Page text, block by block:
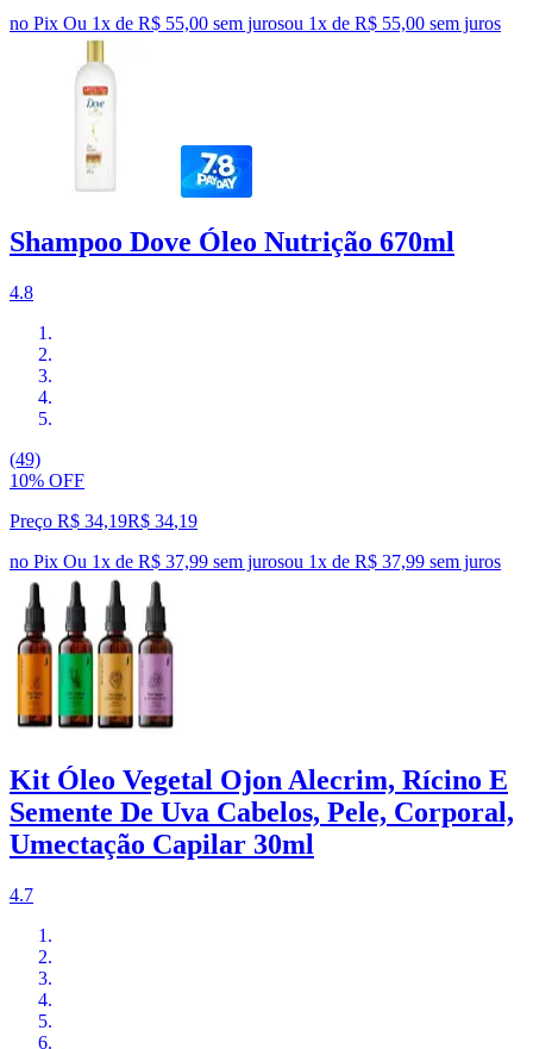
no Pix Ou 1x de R$ 55,00 sem jurosou 1x de R$ 55,00 sem juros
Shampoo Dove Óleo Nutrição 670ml
4.8
(49)
10% OFF
Preço R$ 34,19R$ 34,19
no Pix Ou 1x de R$ 37,99 sem jurosou 1x de R$ 37,99 sem juros
Kit Óleo Vegetal Ojon Alecrim, Rícino E
Semente De Uva Cabelos, Pele, Corporal,
Umectação Capilar 30ml
4.7